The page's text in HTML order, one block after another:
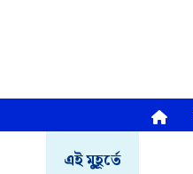
এই মুহূর্তে